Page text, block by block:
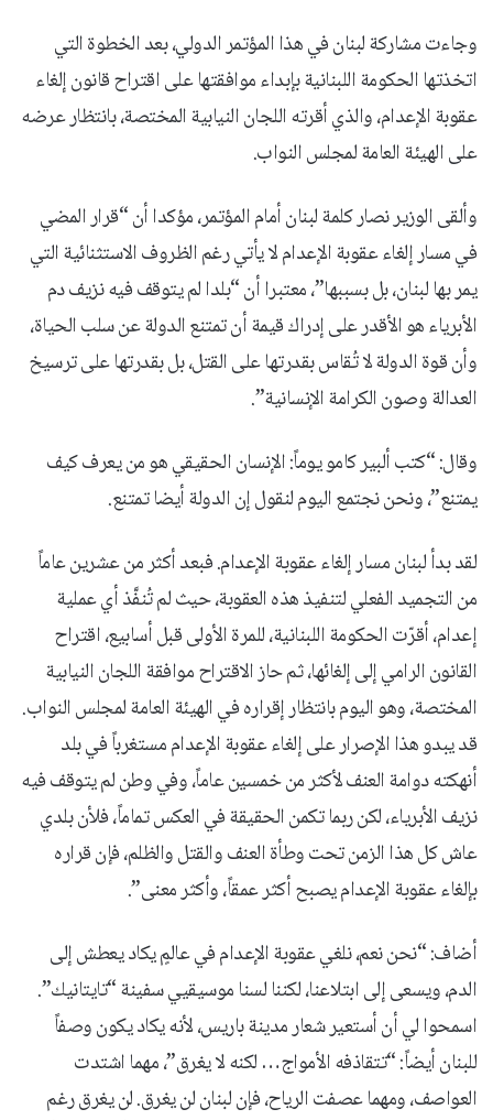
وجاءت مشاركة لبنان في هذا المؤتمر الدولي، بعد الخطوة التي
اتخذتها الحكومة اللبنانية بإبداء موافقتها على اقتراح قانون إلغاء
عقوبة الإعدام، والذي أقرته اللجان النيابية المختصة، بانتظار عرضه
على الهيئة العامة لمجلس النواب.
وألقى الوزير نصار كلمة لبنان أمام المؤتمر، مؤكدا أن “قرار المضي
في مسار إلغاء عقوبة الإعدام لا يأتي رغم الظروف الاستثنائية التي
يمر بها لبنان، بل بسببها”، معتبرا أن “بلدا لم يتوقف فيه نزيف دم
الأبرياء هو الأقدر على إدراك قيمة أن تمتنع الدولة عن سلب الحياة،
وأن قوة الدولة لا تُقاس بقدرتها على القتل، بل بقدرتها على ترسيخ
العدالة وصون الكرامة الإنسانية”.
وقال: “كتب ألبير كامو يوماً: الإنسان الحقيقي هو من يعرف كيف
يمتنع”، ونحن نجتمع اليوم لنقول إن الدولة أيضا تمتنع.
لقد بدأ لبنان مسار إلغاء عقوبة الإعدام. فبعد أكثر من عشرين عاماً
من التجميد الفعلي لتنفيذ هذه العقوبة، حيث لم تُنفَّذ أي عملية
إعدام، أقرّت الحكومة اللبنانية، للمرة الأولى قبل أسابيع، اقتراح
القانون الرامي إلى إلغائها، ثم حاز الاقتراح موافقة اللجان النيابية
المختصة، وهو اليوم بانتظار إقراره في الهيئة العامة لمجلس النواب.
قد يبدو هذا الإصرار على إلغاء عقوبة الإعدام مستغرباً في بلد
أنهكته دوامة العنف لأكثر من خمسين عاماً، وفي وطن لم يتوقف فيه
نزيف الأبرياء، لكن ربما تكمن الحقيقة في العكس تماماً، فلأن بلدي
عاش كل هذا الزمن تحت وطأة العنف والقتل والظلم، فإن قراره
بإلغاء عقوبة الإعدام يصبح أكثر عمقاً، وأكثر معنى”.
أضاف: “نحن نعم، نلغي عقوبة الإعدام في عالمٍ يكاد يعطش إلى
الدم، ويسعى إلى ابتلاعنا، لكننا لسنا موسيقيي سفينة “تايتانيك”.
اسمحوا لي أن أستعير شعار مدينة باريس، لأنه يكاد يكون وصفاً
للبنان أيضاً: “تتقاذفه الأمواج… لكنه لا يغرق”، مهما اشتدت
العواصف، ومهما عصفت الرياح، فإن لبنان لن يغرق. لن يغرق رغم